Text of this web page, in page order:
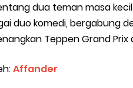
dua teman masa
duo komedi, bergabung
Teppen Grand
Affander